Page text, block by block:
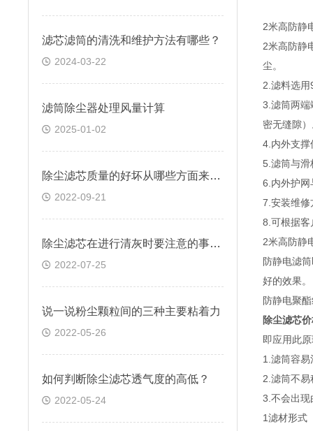
滤芯滤筒的清洗和维护方法有哪些？
2024-03-22
滤筒除尘器处理风量计算
2025-01-02
除尘滤芯质量的好坏从哪些方面来判断？
2022-09-21
除尘滤芯在进行清灰时要注意的事项有哪些
2022-07-25
说一说粉尘颗粒间的三种主要粘着力
2022-05-26
如何判断除尘滤芯透气度的高低？
2022-05-24
2米高防静
2米高防静
尘。
2.滤料选
3.滤筒两端
密无缝隙
4.内外支撑
5.滤筒与滑
6.内外护网
7.安装维修
8.可根据客
2米高防静
防静电滤
好的效果。
防静电聚
除尘滤芯
即应用此
1.滤筒容易
2.滤筒不易
3.不会出现
1滤材形式